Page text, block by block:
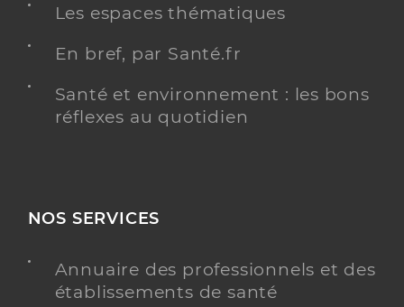
Les espaces thématiques
En bref, par Santé.fr
Santé et environnement : les bons
réflexes au quotidien
NOS SERVICES
Annuaire des professionnels et des
établissements de santé